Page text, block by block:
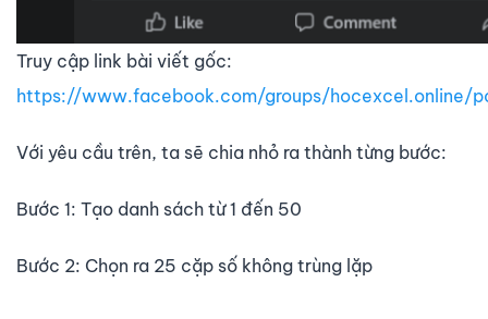
Truy cập link bài viết gốc:
https://www.facebook.com/groups/hocexcel.online/
Với yêu cầu trên, ta sẽ chia nhỏ ra thành từng bước:
Bước 1: Tạo danh sách từ 1 đến 50
Bước 2: Chọn ra 25 cặp số không trùng lặp